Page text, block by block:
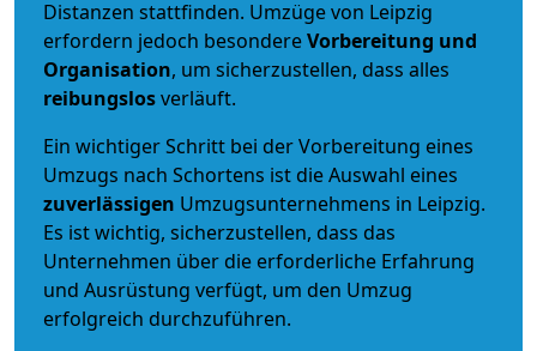
Distanzen stattfinden. Umzüge von Leipzig
erfordern jedoch besondereVorbereitung und
Organisation, um sicherzustellen, dass alles
reibungslosverläuft.
Ein wichtiger Schritt bei der Vorbereitung eines
Umzugs nach Schortens ist die Auswahl eines
zuverlässigen Umzugsunternehmens in Leipzig.
Es ist wichtig, sicherzustellen, dass das
Unternehmen über die erforderliche Erfahrung
und Ausrüstung verfügt, um den Umzug
erfolgreich durchzuführen.